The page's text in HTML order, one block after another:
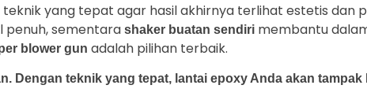
yang tepat agar hasil akhirnya terlihat estetis dan
penuh, sementara shaker buatan sendiri membantu
blower gun adalah pilihan terbaik.
Dengan teknik yang tepat, lantai epoxy Anda akan